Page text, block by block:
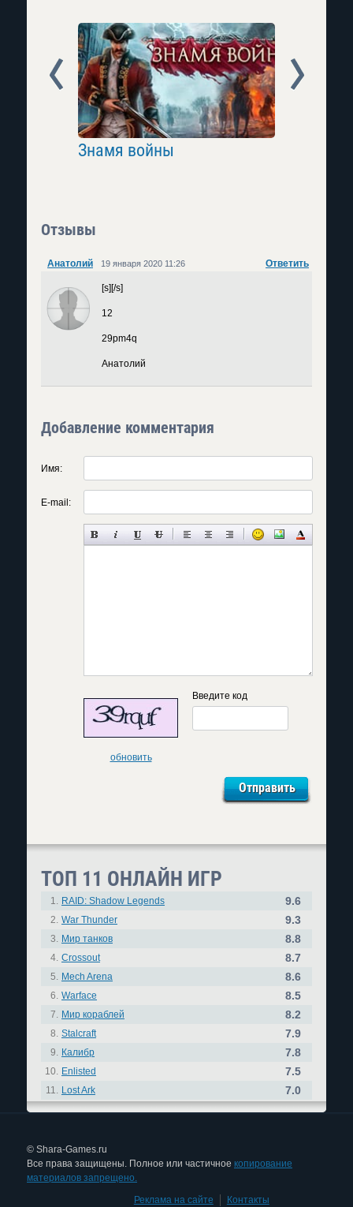
Знамя войны
Prev
Отзывы
Анатолий Ответить
19 января 2020 11:26
[s][/s]
12
29pm4q
Анатолий
Добавление комментария
Имя:
E-mail:
обновить
Введите код
ТОП 11 ОНЛАЙН ИГР
1. RAID: Shadow Legends 9.6
2. War Thunder 9.3
3. Мир танков 8.8
4. Crossout 8.7
5. Mech Arena 8.6
6. Warface 8.5
7. Мир кораблей 8.2
8. Stalcraft 7.9
9. Калибр 7.8
10. Enlisted 7.5
11. Lost Ark 7.0
© Shara-Games.ru
Все права защищены. Полное или частичное копирование
материалов запрещено.
Реклама на сайте
Контакты